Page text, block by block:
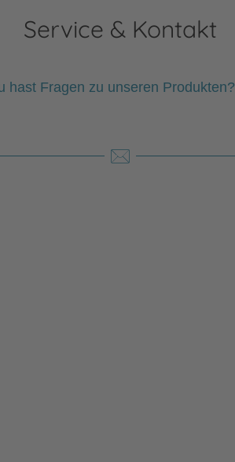
Service & Kontakt
hast Fragen zu unseren Produkten?